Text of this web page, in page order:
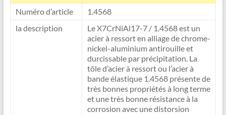
Numéro d’article
1.4568
la description
Le X7CrNiAl17-7 / 1.4568 est un
acier à ressort en alliage de chrome-
nickel-aluminium antirouille et
durcissable par précipitation. La
tôle d’acier à ressort ou l’acier à
bande élastique 1.4568 présente de
très bonnes propriétés à long terme
et une très bonne résistance à la
corrosion avec une distorsion